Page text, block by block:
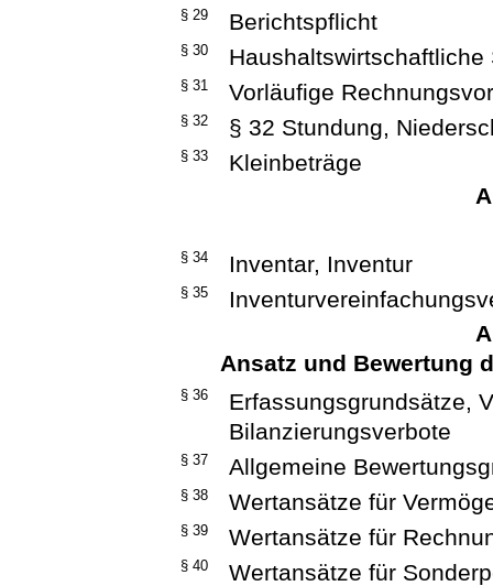
§ 29 Berichtspflicht
§ 30 Haushaltswirtschaftliche
§ 31 Vorläufige
§ 32 § 32 Stundung,
§ 33
Kleinbeträge
§ 34 Inventar, Inventur
§ 35
Ansatz und Bewertung
§ 36
Erfassungsgrundsätze,
Bilanzierungsverbote
§ 37 Allgemeine
§ 38 Wertansätze für
§ 39 Wertansätze für
§ 40 Wertansätze für